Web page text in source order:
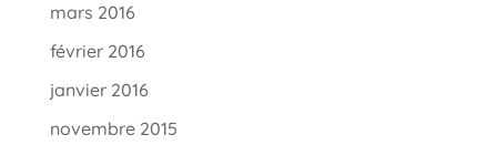
mars 2016
février 2016
janvier 2016
novembre 2015